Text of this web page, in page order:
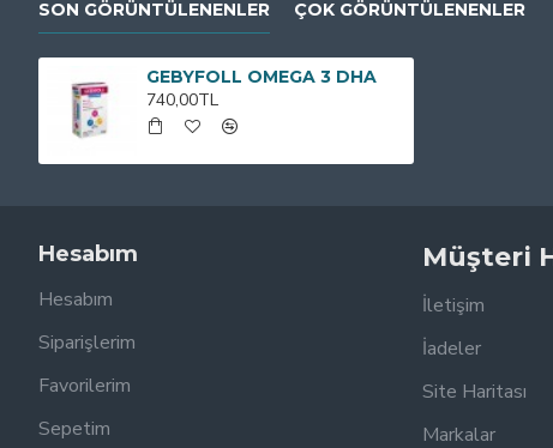
SON GÖRÜNTÜLENENLER ÇOK GÖRÜNTÜLENENLER
GEBYFOLL OMEGA 3 DHA
740,00TL
Hesabım
Hesabım
Siparişlerim
Favorilerim
Sepetim
Müşteri
İletişim
İadeler
Site Haritası
Markalar